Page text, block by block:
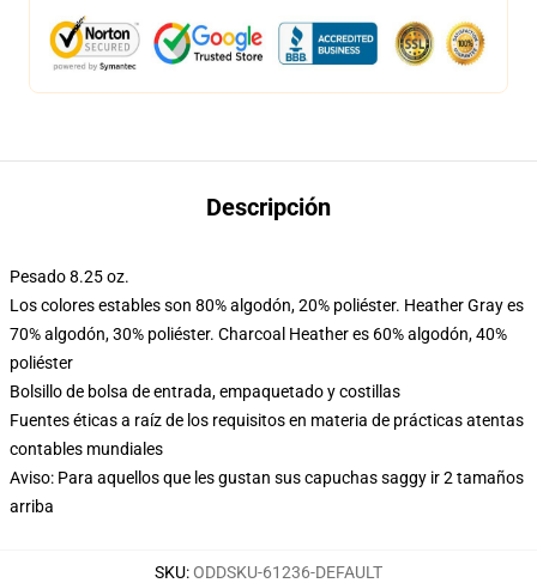
Descripción
Pesado 8.25 oz.
Los colores estables son 80% algodón, 20% poliéster. Heather Gray es
70% algodón, 30% poliéster. Charcoal Heather es 60% algodón, 40%
poliéster
Bolsillo de bolsa de entrada, empaquetado y costillas
Fuentes éticas a raíz de los requisitos en materia de prácticas atentas
contables mundiales
Aviso: Para aquellos que les gustan sus capuchas saggy ir 2 tamaños
arriba
SKU:ODDSKU-61236-DEFAULT